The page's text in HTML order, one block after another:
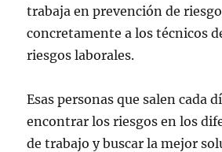
trabaja en prevención de
concretamente a los técnicos
riesgos laborales.
Esas personas que salen cada
encontrar los riesgos en los
de trabajo y buscar la mejor